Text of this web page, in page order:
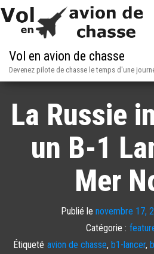
Vol en avion de chasse
Devenez pilote de chasse le temps d'une
La Russie
un B-1
Mer
Publié le novembre 17,
Catégorie :
Étiqueté avion de chasse, b1-lancer,